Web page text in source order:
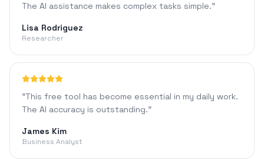
The AI assistance makes complex tasks simple."
Lisa Rodriguez
Researcher
"This free tool has become essential in my daily work.
The AI accuracy is outstanding."
James Kim
Business Analyst